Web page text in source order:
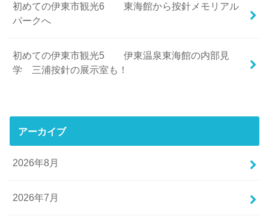
初めての伊東市観光6 東海館から按針メモリアル
パークへ
初めての伊東市観光5 伊東温泉東海館の内部見
学 三浦按針の展示室も！
アーカイブ
2026年8月
2026年7月